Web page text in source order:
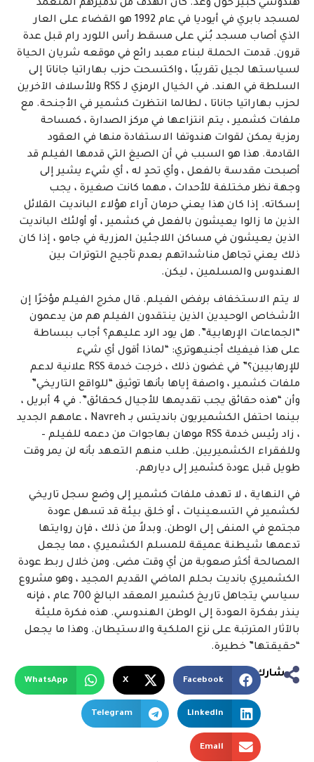
هندوسي كبير حول وعد. كان الهدف من تدميرهم المتعمد
لمسجد بابري في أيوديا في عام 1992 هو القضاء على العار
الذي أصاب مسجد بُني على مسقط رأس اللورد رام قبل عدة
قرون. قدمت الحملة لبناء معبد رائع في موقعه شريان الحياة
لسياستها لجيل تقريبًا ، واكتسحت حزب بهاراتيا جاناتا إلى
السلطة في الهند. في الخيال الرمزي لـ RSS وللأسلاف الآخرين
لحزب بهاراتيا جاناتا ، لطالما انتظرت كشمير في الأجنحة. مع
ملفات كشمير ، يتم انتزاعها في مركز الصدارة ، كمساحة
رمزية يمكن لقوات هندوتفا الاستفادة منها في العقود
القادمة. هذا هو السبب في أن الصيغ التي قدمها الفيلم قد
أصبحت مقدسة بالفعل ، وأي تحدٍ له ، أي شيء يشير إلى
وجهة نظر مختلفة للأحداث ، مهما كانت صغيرة ، يجب
إسكاته. إذا كان هذا يعني حرمان آراء هؤلاء البانديت القلائل
الذين ما زالوا يعيشون بالفعل في كشمير ، أو أولئك البانديت
الذين يعيشون في مساكن اللاجئين المزرية في جامو ، إذا كان
ذلك يعني تجاهل مناشداتهم بعدم تأجيج التوترات بين
الهندوس والمسلمين ، ليكن.
لا يتم الاستخفاف برفض الفيلم. قال مخرج الفيلم مؤخرًا إن
الأشخاص الوحيدين الذين ينتقدون الفيلم هم من يدعمون
“الجماعات الإرهابية”. هل يود الرد عليهم؟ أجاب ببساطة
على هذا فيفيك أجنيهوتري: “لماذا أقول أي شيء
للإرهابيين؟” في غضون ذلك ، خرجت خدمة RSS علانية لدعم
ملفات كشمير ، واصفة إياها بأنها توثيق “للواقع التاريخي”
وأن “هذه حقائق يجب تقديمها للأجيال كحقائق”. في 4 أبريل ،
بينما احتفل الكشميريون بانديتس بـ Navreh ، عامهم الجديد
، زاد رئيس خدمة RSS موهان بهاجوات من دعمه للفيلم –
وللفقراء الكشميريين. طلب منهم التعهد بأنه لن يمر وقت
طويل قبل عودة كشمير إلى ديارهم.
في النهاية ، لا تهدف ملفات كشمير إلى وضع سجل تاريخي
لكشمير في التسعينيات ، أو خلق بيئة قد تسهل عودة
مجتمع في المنفى إلى الوطن. وبدلاً من ذلك ، فإن روايتها
تدعمها شيطنة عميقة للمسلم الكشميري ، مما يجعل
المصالحة أكثر صعوبة من أي وقت مضى. ومن خلال ربط عودة
الكشميري بانديت بحلم الماضي القديم المجيد ، وهو مشروع
سياسي يتجاهل تاريخ كشمير المعقد البالغ 700 عام ، فإنه
ينذر بفكرة العودة إلى الوطن الهندوسي. هذه فكرة مليئة
بالآثار المترتبة على نزع الملكية والاستيطان. وهذا ما يجعل
“حقيقتها” خطيرة.
شارك
Facebook
X
WhatsApp
LinkedIn
Telegram
Email